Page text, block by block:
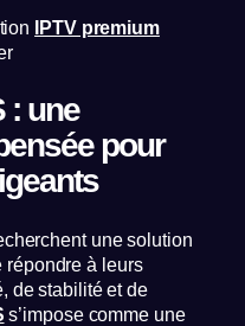
IPTV premium
: une
pour
une solution
répondre à leurs
de stabilité et de
s’impose comme une